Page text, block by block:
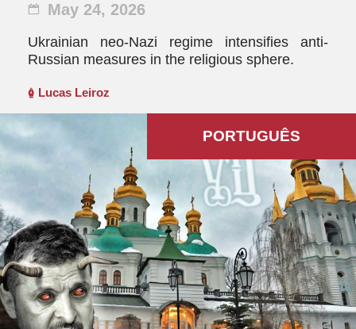
May 24, 2026
Ukrainian neo-Nazi regime intensifies anti-
Russian measures in the religious sphere.
Lucas Leiroz
PORTUGUÊS